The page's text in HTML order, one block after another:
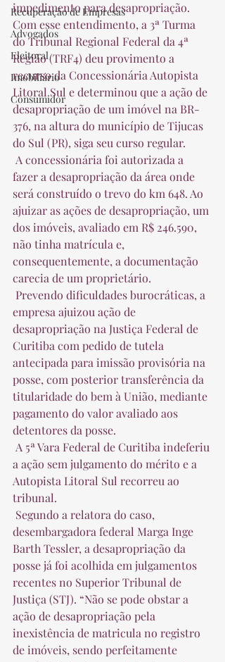
Recuperação de Empresas
Advogados
Eleitoral
Imobiliário
Consumidor
impedimento para desapropriação.
Com esse entendimento, a 3ª Turma
do Tribunal Regional Federal da 4ª
Região (TRF4) deu provimento a
recurso da Concessionária Autopista
Litoral Sul e determinou que a ação de
desapropriação de um imóvel na BR-
376, na altura do município de Tijucas
do Sul (PR), siga seu curso regular.
fazer a desapropriação da área onde
será construído o trevo do km 648. Ao
ajuizar as ações de desapropriação, um
dos imóveis, avaliado em R$ 246.590,
não tinha matrícula e,
consequentemente, a documentação
carecia de um proprietário.
empresa ajuizou ação de
desapropriação na Justiça Federal de
Curitiba com pedido de tutela
antecipada para imissão provisória na
posse, com posterior transferência da
titularidade do bem à União, mediante
pagamento do valor avaliado aos
detentores da posse.
a ação sem julgamento do mérito e a
Autopista Litoral Sul recorreu ao
tribunal.
desembargadora federal Marga Inge
Barth Tessler, a desapropriação da
posse já foi acolhida em julgamentos
recentes no Superior Tribunal de
Justiça (STJ). “Não se pode obstar a
ação de desapropriação pela
inexistência de matricula no registro
de imóveis, sendo perfeitamente